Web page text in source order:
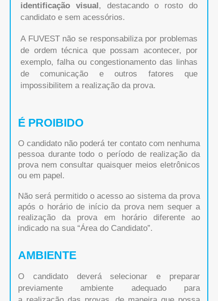
identificação visual, destacando o rosto do
candidato e sem acessórios.
A FUVEST não se responsabiliza por problemas
de ordem técnica que possam acontecer, por
exemplo, falha ou congestionamento das linhas
de comunicação e outros fatores que
impossibilitem a realização da prova.
É PROIBIDO
O candidato não poderá ter contato com nenhuma
pessoa durante todo o período de realização da
prova nem consultar quaisquer meios eletrônicos
ou em papel.
Não será permitido o acesso ao sistema da prova
após o horário de início da prova nem sequer a
realização da prova em horário diferente ao
indicado na sua “Área do Candidato”.
AMBIENTE
O candidato deverá selecionar e preparar
previamente ambiente adequado para